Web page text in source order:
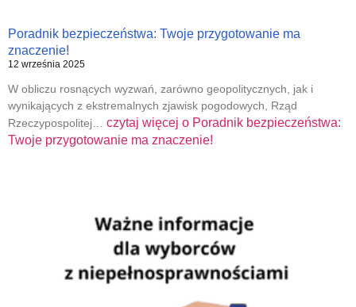
Poradnik bezpieczeństwa: Twoje przygotowanie ma
znaczenie!
12 września 2025
W obliczu rosnących wyzwań, zarówno geopolitycznych, jak i
wynikających z ekstremalnych zjawisk pogodowych, Rząd
Rzeczypospolitej… czytaj więcej o Poradnik bezpieczeństwa:
Twoje przygotowanie ma znaczenie!